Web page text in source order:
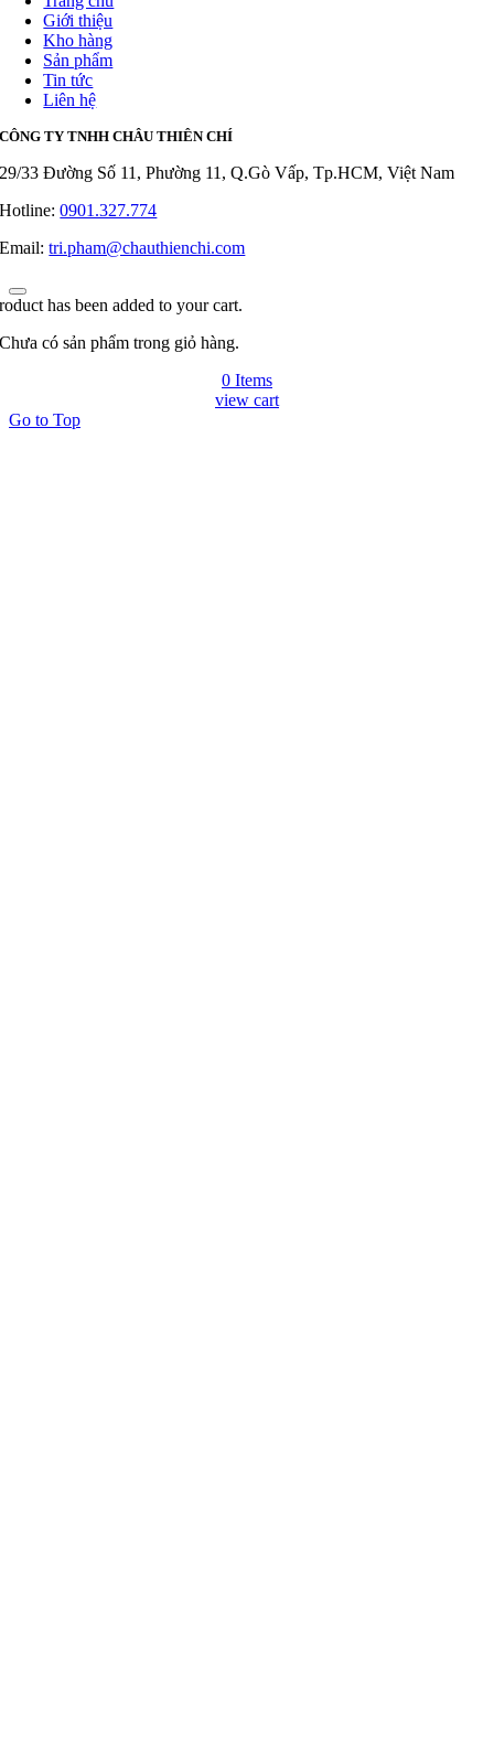
Giới thiệu
Kho hàng
Sản phẩm
Tin tức
Liên hệ
CÔNG TY TNHH CHÂU THIÊN CHÍ
29/33 Đường Số 11, Phường 11, Q.Gò Vấp, Tp.HCM, Việt Nam
Hotline:0901.327.774
Email:tri.pham@chauthienchi.com
has been added to your cart.
Chưa có sản phẩm trong giỏ hàng.
0 Items
view cart
Go to Top